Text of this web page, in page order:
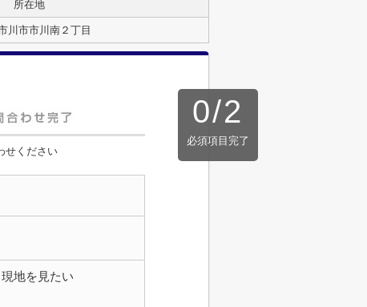
所在地
川市市川南２丁目
0/2
必須項目完了
せください
現地を見たい